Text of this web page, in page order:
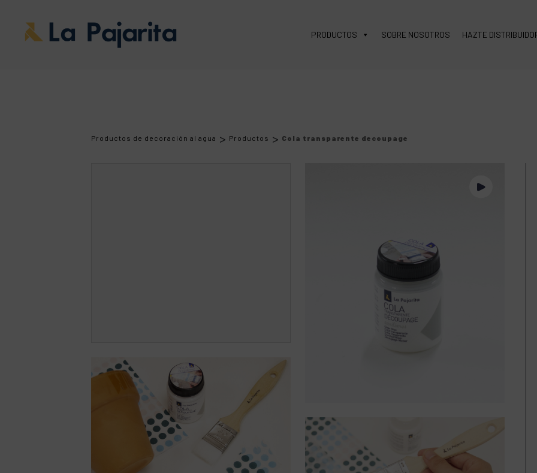
PRODUCTOS SOBRE NOSOTROS HAZTE
Productos de decoración al agua > Productos > Cola transparente decoupage